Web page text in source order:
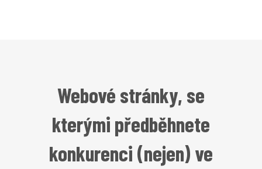
Webové stránky, se
kterými předběhnete
konkurenci (nejen) ve